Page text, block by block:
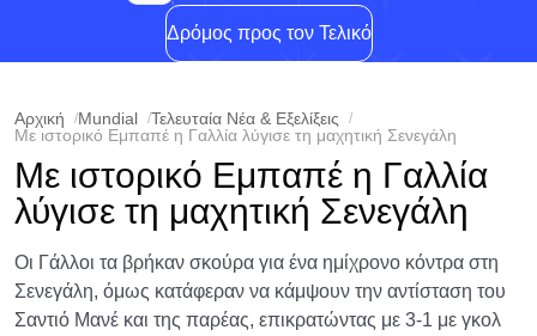
Δρόμος προς τον Τελικό
Αρχική Mundial
Τελευταία Νέα & Εξελίξεις
Με ιστορικό Εμπαπέ η Γαλλία λύγισε τη μαχητική Σενεγάλη
Με ιστορικό Εμπαπέ η Γαλλία
λύγισε τη μαχητική Σενεγάλη
Οι Γάλλοι τα βρήκαν σκούρα για ένα ημίχρονο κόντρα στη
Σενεγάλη, όμως κατάφεραν να κάμψουν την αντίσταση του
Σαντιό Μανέ και της παρέας, επικρατώντας με 3-1 με γκολ